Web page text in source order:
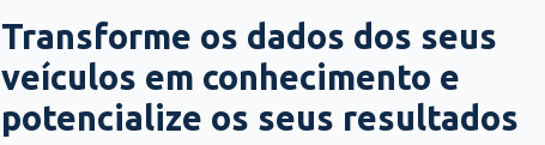
Transforme os dados dos seus
veículos em conhecimento e
potencialize os seus resultados